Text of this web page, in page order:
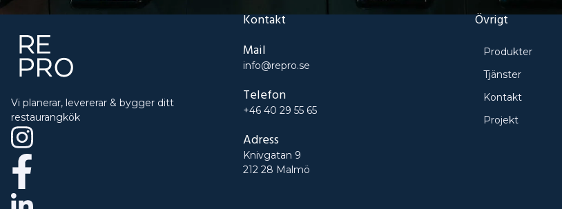
Vi planerar, levererar & bygger ditt
restaurangkök
Kontakt
Mail
info@repro.se
Telefon
+46 40 29 55 65
Adress
Knivgatan 9
212 28 Malmö
Övrigt
Produkter
Tjänster
Kontakt
Projekt